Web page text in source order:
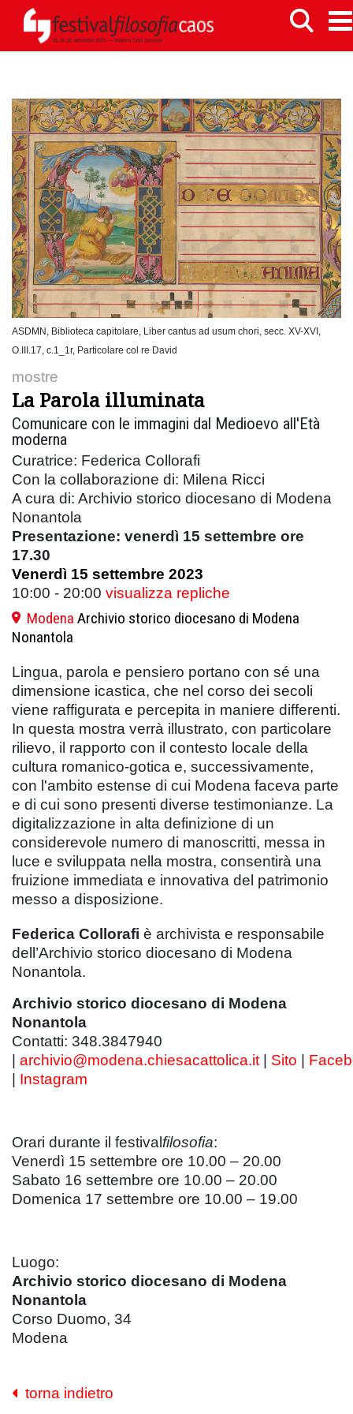
ASDMN, Biblioteca capitolare, Liber cantus ad usum chori, secc. XV-XVI,
O.III.17, c.1_1r, Particolare col re David
mostre
La Parola illuminata
Comunicare con le immagini dal Medioevo all'Età
moderna
Curatrice: Federica Collorafi
Con la collaborazione di: Milena Ricci
A cura di: Archivio storico diocesano di Modena
Nonantola
Presentazione: venerdì 15 settembre ore
17.30
Venerdì 15 settembre 2023
10:00 - 20:00 visualizza repliche
Modena Archivio storico diocesano di Modena
Nonantola
Lingua, parola e pensiero portano con sé una
dimensione icastica, che nel corso dei secoli
viene raffigurata e percepita in maniere differenti.
In questa mostra verrà illustrato, con particolare
rilievo, il rapporto con il contesto locale della
cultura romanico-gotica e, successivamente,
con l'ambito estense di cui Modena faceva parte
e di cui sono presenti diverse testimonianze. La
digitalizzazione in alta definizione di un
considerevole numero di manoscritti, messa in
luce e sviluppata nella mostra, consentirà una
fruizione immediata e innovativa del patrimonio
messo a disposizione.
Federica Collorafi è archivista e responsabile
dell’Archivio storico diocesano di Modena
Nonantola.
Archivio storico diocesano di Modena
Nonantola
Contatti: 348.3847940
archivio@modena.chiesacattolica.it| Sito
Instagram
Orari durante il festivalfilosofia:
Venerdì 15 settembre ore 10.00 – 20.00
Sabato 16 settembre ore 10.00 – 20.00
Domenica 17 settembre ore 10.00 – 19.00
Luogo:
Archivio storico diocesano di Modena
Nonantola
Corso Duomo, 34
Modena
torna indietro